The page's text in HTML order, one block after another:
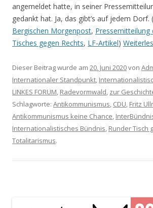
angemeldet hatte, in seiner
gedankt hat. Ja, das gibt’s auf jedem Dorf. (
Bergischen Morgenpost, Pressemitteilung
Tisches gegen Rechts, LF-Artikel)
Dieser Beitrag wurde am 20. Juni 2020von
Internationaler Standpunkt,
LINKES FORUM, Radevormwald, zur
Schlagworte: Antikommunismus, CDU, Fritz
Antikommunismus keine Chance,
Internationalistisches Bündnis, Runder Tisch
Totalitarismus.